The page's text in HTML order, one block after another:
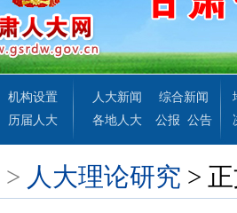
机构设置
历届人大
人大新闻
综合新闻
各地人大
公报 公告
> 人大理论研究 >